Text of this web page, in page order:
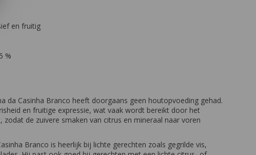
en fruitig
%
da Casinha Branco heeft doorgaans geen houtopvoeding gehad.
en fruitige expressie, wat vaak wordt bereikt door het
zodat de zuivere smaken van citrus en mineraal naar voren
Branco is heerlijk bij lichte gerechten zoals gegrilde vis,